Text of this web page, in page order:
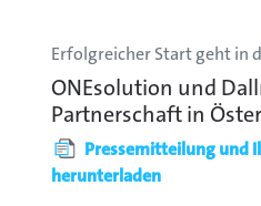
Erfolgreicher Start geht in
ONEsolution und
Partnerschaft in
Pressemitteilung und
herunterladen